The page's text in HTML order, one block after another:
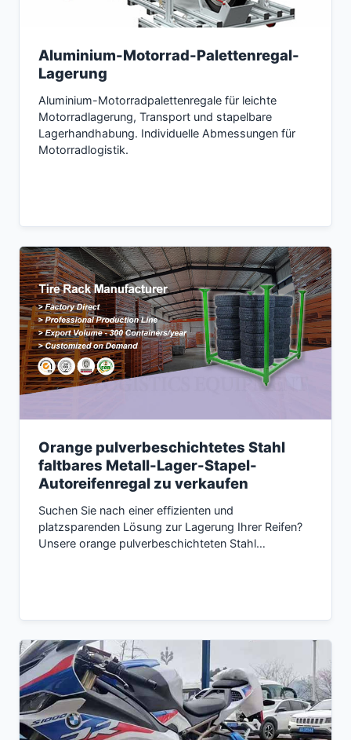
Aluminium-Motorrad-Palettenregal-
Lagerung
Aluminium-Motorradpalettenregale für leichte
Motorradlagerung, Transport und stapelbare
Lagerhandhabung. Individuelle Abmessungen für
Motorradlogistik.
Orange pulverbeschichtetes Stahl
faltbares Metall-Lager-Stapel-
Autoreifenregal zu verkaufen
Suchen Sie nach einer effizienten und
platzsparenden Lösung zur Lagerung Ihrer Reifen?
Unsere orange pulverbeschichteten Stahl…